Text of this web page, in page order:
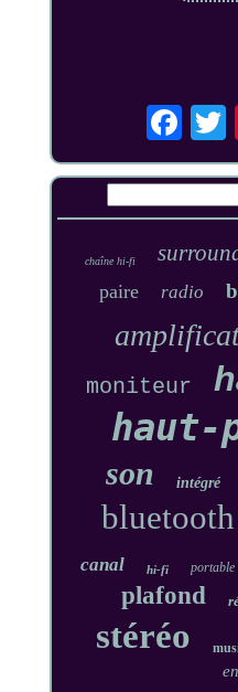
chaîne hi-fi
paire radio
moniteur
haut-
son intégré
bluetooth
canal hi-fi portable
plafond
stéréo